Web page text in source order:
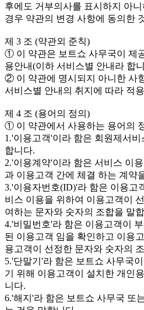
후에도 거부의사를 표시하지 아
경우 약관의 변경 사항에 동의한
제 3 조 (약관외 준칙)
① 이 약관은 보트쇼 사무국이 제
용안내(이하 서비스별 안내라 합
② 이 약관에 명시되지 아니한 사
서비스별 안내의 취지에 따라 적
제 4 조 (용어의 정의)
① 이 약관에서 사용하는 용어의
1.'이용고객'이라 함은 회원제서
합니다.
2.'이용계약'이라 함은 서비스 이
과 이용고객 간에 체결 하는 계약
3.'이용자번호(ID)'라 함은 이용고
비스 이용을 위하여 이용고객이
여하는 문자와 숫자의 조합을 말
4.'비밀번호'라 함은 이용고객이
된 이용고객 임을 확인하고 이용
용고객이 선정한 문자와 숫자의
5.'단말기'라 함은 보트쇼 사무국
기 위해 이용고객이 설치한 개인
니다.
6.'해지'라 함은 보트쇼 사무국 또